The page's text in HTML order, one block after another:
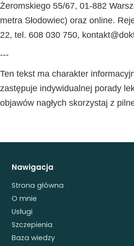
Żeromskiego 55/67, 01-882
metra Słodowiec) oraz online.
22, tel. 608 030 750,
---
Ten tekst ma charakter
zastępuje indywidualnej porady
objawów nagłych skorzystaj z
Nawigacja
Strona główna
O mnie
Usługi
Szczepienia
Baza wiedzy